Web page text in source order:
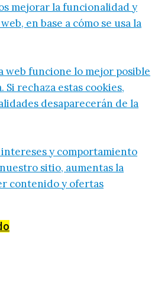
mejorar la funcionalidad y
en base a cómo se usa la
web funcione lo mejor posible
rechaza estas cookies,
desaparecerán de la
y comportamiento
sitio, aumentas la
contenido y ofertas